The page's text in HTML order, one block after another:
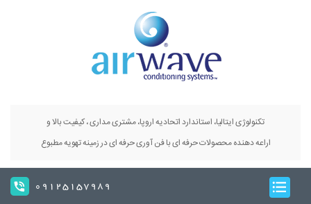
تکنولوژی ایتالیا، استاندارد اتحادیه اروپا، مشتری مداری ، کیفیت بالا و
اراعه دهنده محصولات حرفه ای با فن آوری حرفه ای در زمینه تهویه مطبوع
09125157989